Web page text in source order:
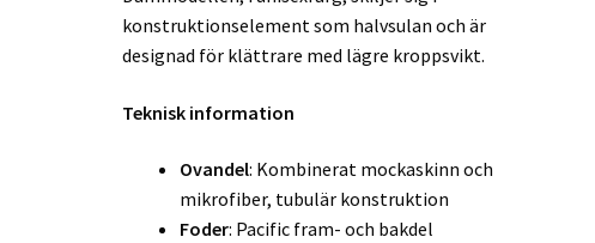
konstruktionselement som halvsulan och är
designad för klättrare med lägre kroppsvikt.
Teknisk information
Ovandel: Kombinerat mockaskinn och
mikrofiber, tubulär konstruktion
Foder: Pacific fram- och bakdel